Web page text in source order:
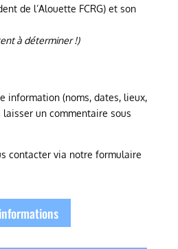
de l’Alouette FCRG) et son
à déterminer !)
information (noms, dates, lieux,
laisser un commentaire sous
contacter via notre formulaire